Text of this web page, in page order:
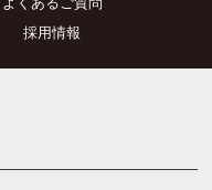
採用情報